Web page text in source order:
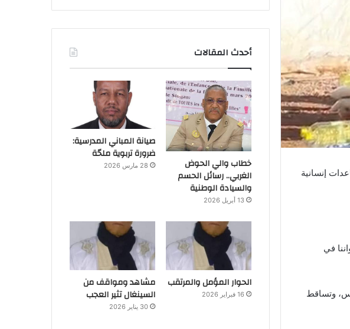
إنسانية
في
وتساقط
أحدث المقالات
خطاب والي الحوض
الغربي.. رسائل الحسم
والسيادة الوطنية
13 أبريل 2026
صيانة المباني المدرسية:
ضرورة تربوية ملحّة
28 مارس 2026
الحوار المؤمل والمرتقب
16 فبراير 2026
مشاهد ومواقف من
السينغال تثير العجب
30 يناير 2026